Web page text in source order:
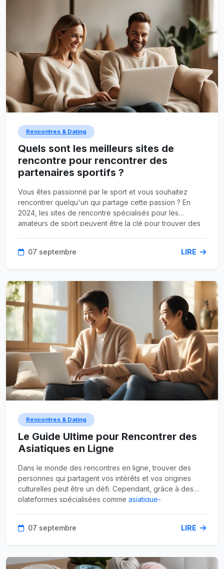
Rencontres & Dating
Quels sont les meilleurs sites de
rencontre pour rencontrer des
partenaires sportifs ?
Vous êtes passionné par le sport et vous souhaitez
rencontrer quelqu'un qui partage cette passion ? En
2024, les sites de rencontre spécialisés pour les
amateurs de sport peuvent être la clé pour trouver des
les meilleurs sites de rencontre pour sportifs et comment
07 septembre LIRE
Rencontres & Dating
Le Guide Ultime pour Rencontrer des
Asiatiques en Ligne
Dans le monde des rencontres en ligne, trouver des
personnes qui partagent vos intérêts et vos origines
culturelles peut être un défi. Cependant, grâce à des
plateformes spécialisées comme asiatique-
cherchiez l'amour, une amitié ou une relation éphémère,
07 septembre LIRE